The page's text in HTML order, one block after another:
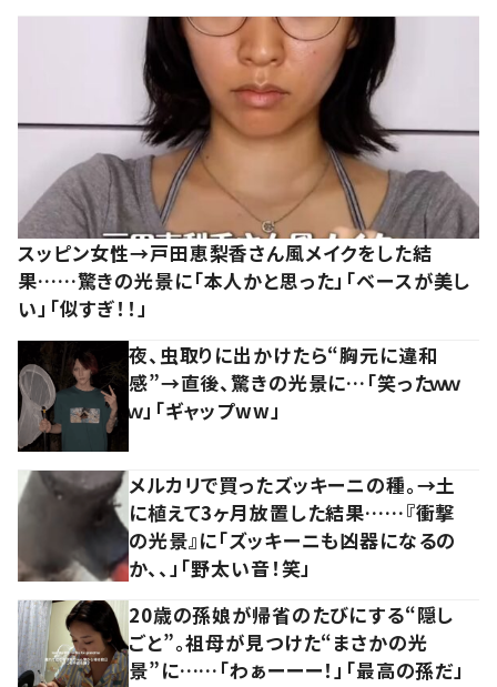
スッピン女性→戸田恵梨香さん風メイクをした結
果……驚きの光景に「本人かと思った」「ベースが美し
い」「似すぎ！！」
夜、虫取りに出かけたら“胸元に違和
感”→直後、驚きの光景に…「笑ったｗｗ
ｗ」「ギャップww」
メルカリで買ったズッキーニの種。→土
に植えて3ヶ月放置した結果……『衝撃
の光景』に「ズッキーニも凶器になるの
か、、」「野太い音！笑」
20歳の孫娘が帰省のたびにする“隠し
ごと”。祖母が見つけた“まさかの光
景”に……「わぁーーー！」「最高の孫だ」